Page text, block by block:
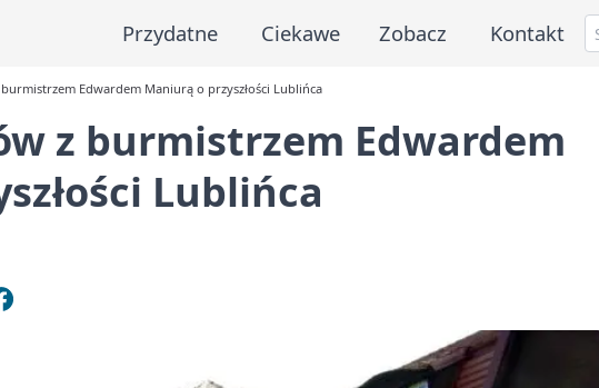
Przydatne Ciekawe Zobacz Kontakt
Edwardem Maniurą o przyszłości Lublińca
z burmistrzem Edwardem
Lublińca